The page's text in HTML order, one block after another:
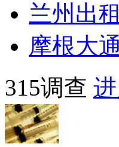
兰州出
摩根大
315调查